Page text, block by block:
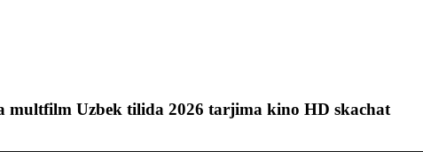
Uzbek tilida 2026 tarjima kino HD skachat